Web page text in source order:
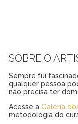
SOBRE O
Sempre fui
qualquer pessoa
não precisa ter dom
Acesse a Galeria
metodologia do